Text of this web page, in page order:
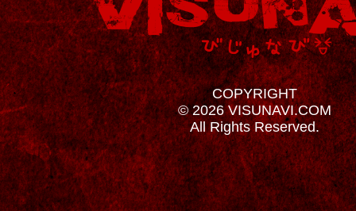
COPYRIGHT
© 2026 VISUNAVI.COM
All Rights Reserved.